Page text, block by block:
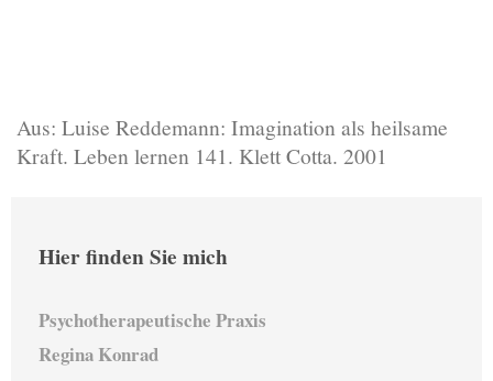
Aus: Luise Reddemann: Imagination als heilsame
Kraft. Leben lernen 141. Klett Cotta. 2001
Hier finden Sie mich
Psychotherapeutische Praxis
Regina Konrad